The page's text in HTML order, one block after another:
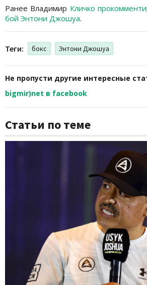
Ранее Владимир Кличко
бой Энтони Джошуа.
Теги: бокс Энтони Джошуа
Не пропусти другие интересные
bigmir)net в facebook
Статьи по теме